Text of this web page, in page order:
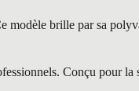
brille par sa
Conçu pour la